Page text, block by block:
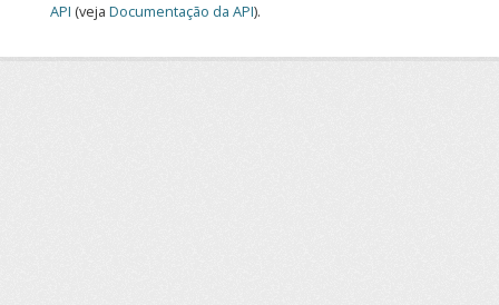
API (veja Documentação da API).